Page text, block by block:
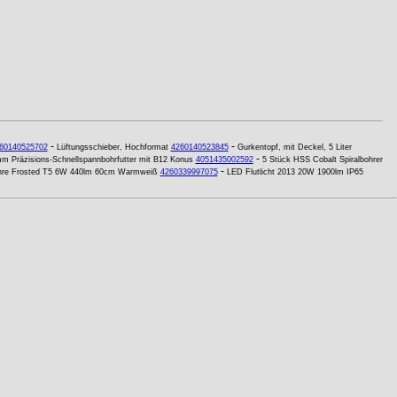
- Lüftungsschieber, Hochformat 4260140523845- Gurkentopf, mit Deckel, 5 Liter
Präzisions-Schnellspannbohrfutter mit B12 Konus 4051435002592- 5 Stück HSS Cobalt Spiralbohrer
Frosted T5 6W 440lm 60cm Warmweiß 4260339997075- LED Flutlicht 2013 20W 1900lm IP65